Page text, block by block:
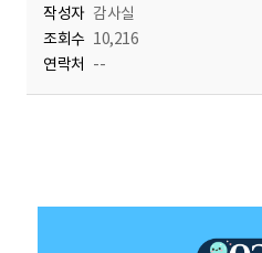
작성자 감사실
조회수 10,216
연락처 --